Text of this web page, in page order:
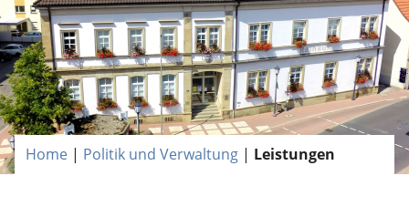
Home | Politik und Verwaltung | Leistungen